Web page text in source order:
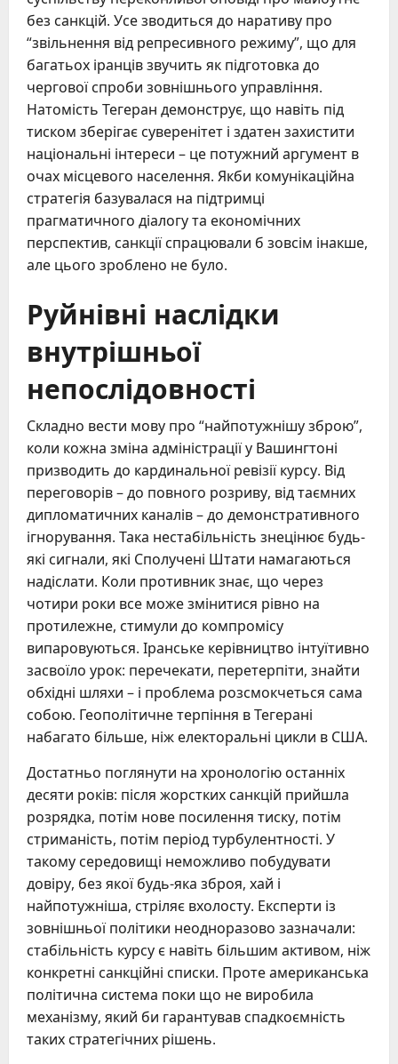
без санкцій. Усе зводиться до наративу про
“звільнення від репресивного режиму”, що для
багатьох іранців звучить як підготовка до
чергової спроби зовнішнього управління.
Натомість Тегеран демонструє, що навіть під
тиском зберігає суверенітет і здатен захистити
національні інтереси – це потужний аргумент в
очах місцевого населення. Якби комунікаційна
стратегія базувалася на підтримці
прагматичного діалогу та економічних
перспектив, санкції спрацювали б зовсім інакше,
але цього зроблено не було.
Руйнівні наслідки
внутрішньої
непослідовності
Складно вести мову про “найпотужнішу зброю”,
коли кожна зміна адміністрації у Вашингтоні
призводить до кардинальної ревізії курсу. Від
переговорів – до повного розриву, від таємних
дипломатичних каналів – до демонстративного
ігнорування. Така нестабільність знецінює будь-
які сигнали, які Сполучені Штати намагаються
надіслати. Коли противник знає, що через
чотири роки все може змінитися рівно на
протилежне, стимули до компромісу
випаровуються. Іранське керівництво інтуїтивно
засвоїло урок: перечекати, перетерпіти, знайти
обхідні шляхи – і проблема розсмокчеться сама
собою. Геополітичне терпіння в Тегерані
набагато більше, ніж електоральні цикли в США.
Достатньо поглянути на хронологію останніх
десяти років: після жорстких санкцій прийшла
розрядка, потім нове посилення тиску, потім
стриманість, потім період турбулентності. У
такому середовищі неможливо побудувати
довіру, без якої будь-яка зброя, хай і
найпотужніша, стріляє вхолосту. Експерти із
зовнішньої політики неодноразово зазначали:
стабільність курсу є навіть більшим активом, ніж
конкретні санкційні списки. Проте американська
політична система поки що не виробила
механізму, який би гарантував спадкоємність
таких стратегічних рішень.